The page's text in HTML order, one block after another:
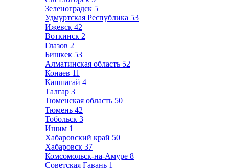
Зеленоградск 5
Удмуртская Республика 53
Ижевск 42
Воткинск 2
Глазов 2
Бишкек 53
Алматинская область 52
Конаев 11
Капшагай 4
Талгар 3
Тюменская область 50
Тюмень 42
Тобольск 3
Ишим 1
Хабаровский край 50
Хабаровск 37
Комсомольск-на-Амуре 8
Советская Гавань 1